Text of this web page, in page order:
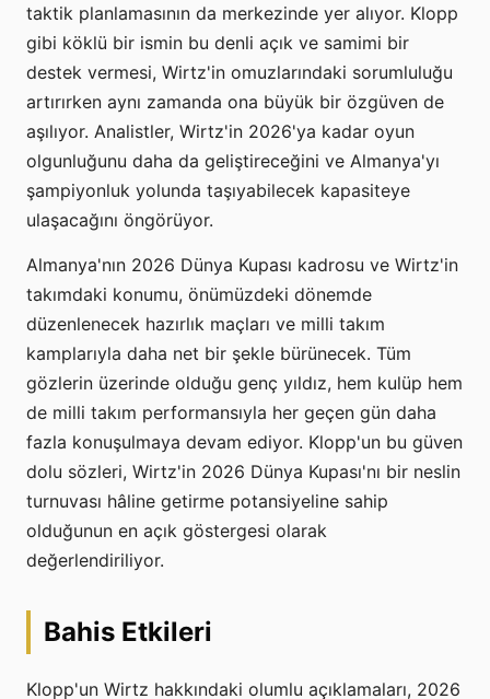
taktik planlamasının da merkezinde yer alıyor. Klopp
gibi köklü bir ismin bu denli açık ve samimi bir
destek vermesi, Wirtz'in omuzlarındaki sorumluluğu
artırırken aynı zamanda ona büyük bir özgüven de
aşılıyor. Analistler, Wirtz'in 2026'ya kadar oyun
olgunluğunu daha da geliştireceğini ve Almanya'yı
şampiyonluk yolunda taşıyabilecek kapasiteye
ulaşacağını öngörüyor.
Almanya'nın 2026 Dünya Kupası kadrosu ve Wirtz'in
takımdaki konumu, önümüzdeki dönemde
düzenlenecek hazırlık maçları ve milli takım
kamplarıyla daha net bir şekle bürünecek. Tüm
gözlerin üzerinde olduğu genç yıldız, hem kulüp hem
de milli takım performansıyla her geçen gün daha
fazla konuşulmaya devam ediyor. Klopp'un bu güven
dolu sözleri, Wirtz'in 2026 Dünya Kupası'nı bir neslin
turnuvası hâline getirme potansiyeline sahip
olduğunun en açık göstergesi olarak
değerlendiriliyor.
Bahis Etkileri
Klopp'un Wirtz hakkındaki olumlu açıklamaları, 2026